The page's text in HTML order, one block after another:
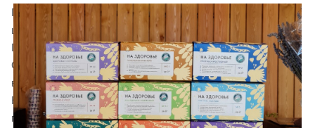
Попробуйте и другие чаи серии "На Здоровье!
" в крафте,
целлофане и пирамидке: Травоочиститель,
Противосклерозный, Сбор при аллергиях,
Солнышко,Противовирусный, Общеукрепляющий, Для
всей семьи, Мадонна, Противодиабетический,
Нормализующй сон, Для женщин, Долголет, Дамский,
противоалкогольный, Антиангин, Противопростудный,